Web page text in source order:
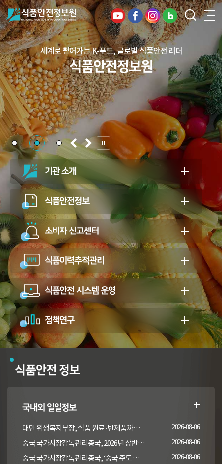
건강하고 안전한 식생활, 일상의 행복을
든든하게 지키는 식품안전 지킴이
식품안전정보원
세계로 뻗어가는 K-푸드, 글로벌 식품안전 리더
식품안전정보원
기관 소개
식품안전정보
소비자 신고센터
식품이력추적관리
식품안전 시스템 운영
정책연구
식품안전 정보
국내외 일일정보
대만 위생복지부장, 식품 원료·반제품까지 이상 통보 의무 확대 추진 2026-08-06
중국 국가시장감독관리총국, 2026년 상반기 시장감독관리부서 식품안전 감독 샘플검사 현황 통보 2026-08-06
중국 국가시장감독관리총국, ‘중국 주도 동물용의약품 잔류 검사방법 국제표준 2건' 발표 2026-08-06